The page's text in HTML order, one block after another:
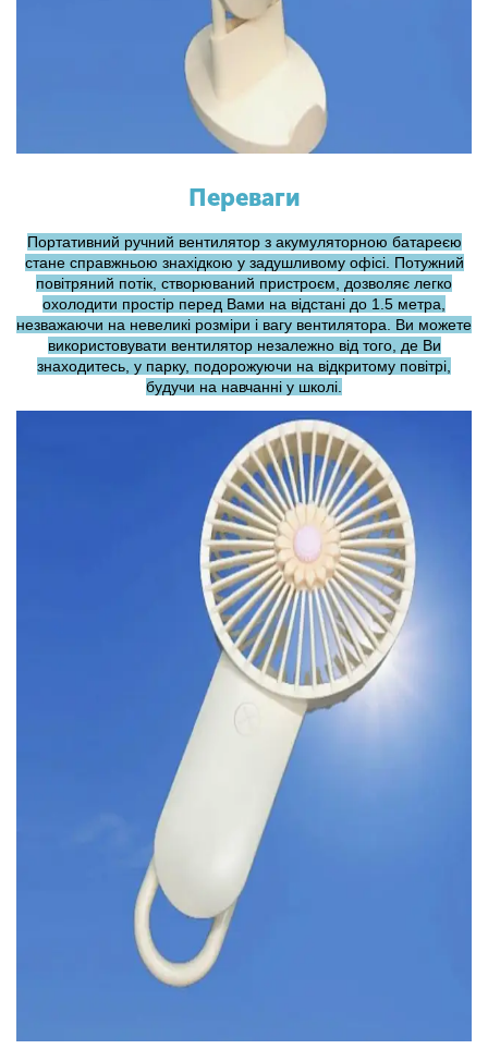
Переваги
Портативний ручний вентилятор з акумуляторною батареєю
стане справжньою знахідкою у задушливому офісі. Потужний
повітряний потік, створюваний пристроєм, дозволяє легко
охолодити простір перед Вами на відстані до 1.5 метра,
незважаючи на невеликі розміри і вагу вентилятора. Ви можете
використовувати вентилятор незалежно від того, де Ви
знаходитесь, у парку, подорожуючи на відкритому повітрі,
будучи на навчанні у школі.